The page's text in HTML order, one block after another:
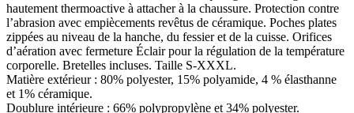
hautement thermoactive à attacher à la chaussure. Protection contre
l’abrasion avec empiècements revêtus de céramique. Poches plates
zippées au niveau de la hanche, du fessier et de la cuisse. Orifices
d’aération avec fermeture Éclair pour la régulation de la température
corporelle. Bretelles incluses. Taille S-XXXL.
Matière extérieur : 80% polyester, 15% polyamide, 4 % élasthanne
et 1% céramique.
Doublure intérieure : 66% polypropylène et 34% polyester.